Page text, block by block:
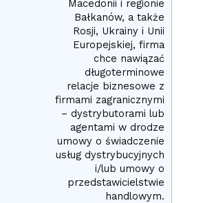
Macedonii i regionie
Bałkanów, a także
Rosji, Ukrainy i Unii
Europejskiej, firma
chce nawiązać
długoterminowe
relacje biznesowe z
firmami zagranicznymi
– dystrybutorami lub
agentami w drodze
umowy o świadczenie
usług dystrybucyjnych
i/lub umowy o
przedstawicielstwie
handlowym.